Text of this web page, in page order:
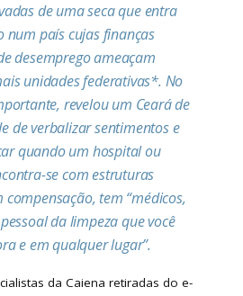
de uma seca que entra
num país cujas finanças
desemprego ameaçam
unidades federativas*. No
revelou um Ceará de
de verbalizar sentimentos e
quando um hospital ou
se com estruturas
tem “médicos,
da limpeza que você
e em qualquer lugar”.
da Caiena retiradas do e-